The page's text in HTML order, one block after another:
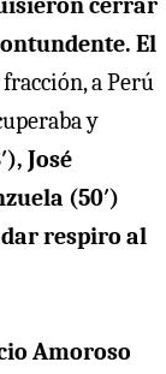
El
a Perú
y
José
(50′)
respiro al
Amoroso